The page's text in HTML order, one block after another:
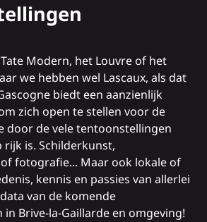
Modern, het Louvre of het
we hebben wel Lascaux, als dat
biedt een aanzienlijk
zich open te stellen voor de
door de vele tentoonstellingen
rijk is. Schilderkunst,
fotografie... Maar ook lokale of
kennis en passies van allerlei
van de komende
Brive-la-Gaillarde en omgeving!